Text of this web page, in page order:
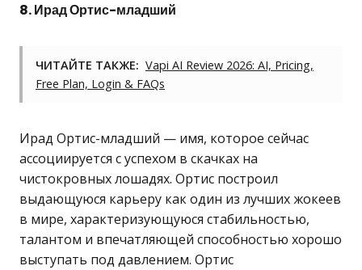
8. Ирад Ортис-младший
ЧИТАЙТЕ ТАКЖЕ: Vapi AI Review 2026: AI, Pricing,
Free Plan, Login & FAQs
Ирад Ортис-младший — имя, которое сейчас
ассоциируется с успехом в скачках на
чистокровных лошадях. Ортис построил
выдающуюся карьеру как один из лучших жокеев
в мире, характеризующуюся стабильностью,
талантом и впечатляющей способностью хорошо
выступать под давлением. Ортис